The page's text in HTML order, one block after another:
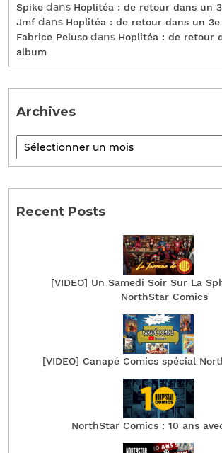
Spike dans Hoplitéa : de retour dans un
Jmf dans Hoplitéa : de retour dans un
Fabrice Peluso dans Hoplitéa : de retour
album
Archives
Recent Posts
[VIDEO] Un Samedi Soir Sur La
NorthStar Comics
[VIDEO] Canapé Comics spécial
NorthStar Comics : 10 ans